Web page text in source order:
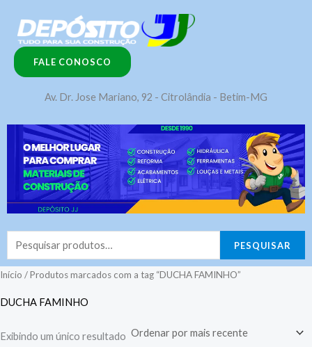
para
conteúdoFALE CONOSCO
Av. Dr. Jose Mariano, 92 - Citrolândia - Betim-MG
Pesquisar
por:
PESQUISAR
Início / Produtos marcados com a tag “DUCHA FAMINHO”
DUCHA FAMINHO
Exibindo um único resultado